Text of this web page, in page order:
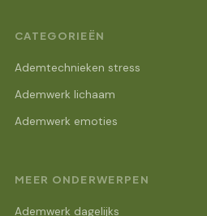
CATEGORIEËN
Ademtechnieken stress
Ademwerk lichaam
Ademwerk emoties
MEER ONDERWERPEN
Ademwerk dagelijks